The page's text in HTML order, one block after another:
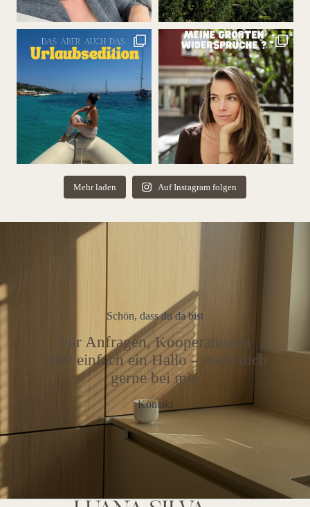
Mehr laden Auf Instagram folgen
Schön, dass du da bist
Für Anfragen, Kooperationen
oder einfach ein Hallo – meld dich
gerne bei mir.
Kontakt